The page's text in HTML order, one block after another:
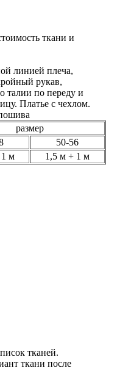
ткани и
линией плеча,
рукав,
талии по переду и
Платье с чехлом.
размер
50-56
м 1,5 м + 1 м
тканей.
ткани после